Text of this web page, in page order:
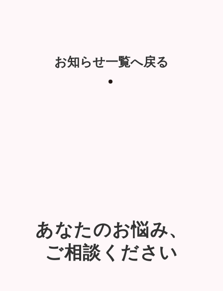
お知らせ一覧へ戻る
あなたのお悩み、
ご相談ください